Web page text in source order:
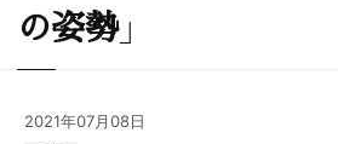
の姿勢」
2021年07月08日